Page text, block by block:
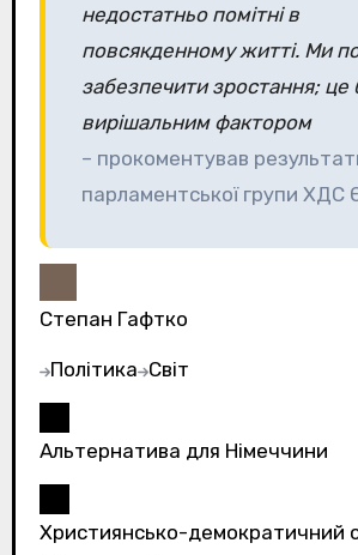
недостатньо помітні в
повсякденному житті. Ми
забезпечити зростання; це
вирішальним фактором
– прокоментував
парламентської групи ХДС
Степан Гафтко
Політика Світ
Альтернатива для Німеччини
Християнсько-демократичний союз